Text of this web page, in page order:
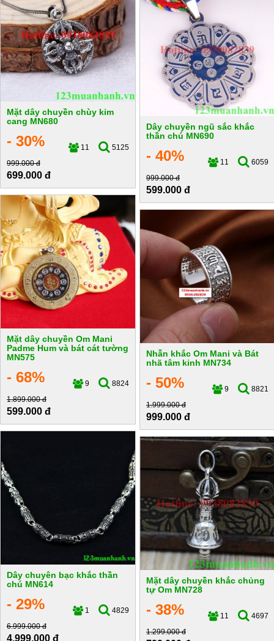
Mặt dây chuyền chùy kim
cang MN680
- 30% 11
5125
999.000 đ
699.000 đ
Dây chuyền ngũ sắc khắc
thần chú MN690
- 40% 11
6059
999.000 đ
599.000 đ
Mặt dây chuyền Om Mani
Padme Hum và bát cát tường
MN575
- 68% 9
8824
1.899.000 đ
599.000 đ
Nhẫn khắc Om Mani và Bát
nhã tâm kinh MN734
- 50% 9
8821
1.999.000 đ
999.000 đ
Dây chuyên bạc khắc thần
chú MN614
- 29% 1
4829
6.999.000 đ
4.999.000 đ
Mặt dây chuyền khắc chủng
tự Om MN728
- 38% 11
4697
1.299.000 đ